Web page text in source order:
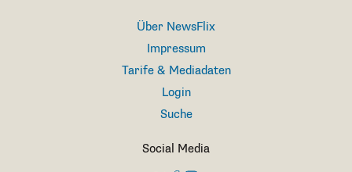
Über NewsFlix
Impressum
Tarife & Mediadaten
Login
Suche
Social Media